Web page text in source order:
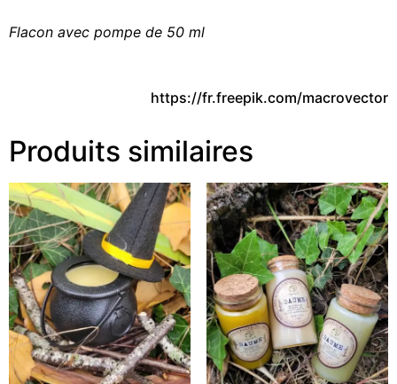
Flacon avec pompe de 50 ml
https://fr.freepik.com/macrovector
Produits similaires